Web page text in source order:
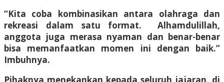
“Kita coba kombinasikan antara olahraga dan
rekreasi dalam satu format. Alhamdulillah,
anggota juga merasa nyaman dan benar-benar
bisa memanfaatkan momen ini dengan baik.”
Imbuhnya.
Pihaknya menekankan kepada seluruh jajaran, di